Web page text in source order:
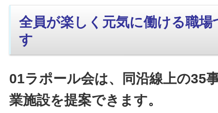
全員が楽しく元気に働ける職
す
01ラポール会は、同沿線上の35
業施設を提案できます。